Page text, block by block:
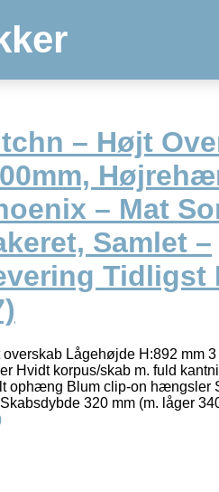
– Højt
– Mat
Samlet –
Tidligst
overskab Lågehøjde H:892 mm 3
Hvidt korpus/skab m. fuld
ophæng Blum clip-on hængsler
320 mm (m. låger